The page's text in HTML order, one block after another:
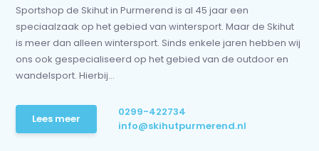
Sportshop de Skihut in Purmerend is al 45 jaar een
speciaalzaak op het gebied van wintersport. Maar de Skihut
is meer dan alleen wintersport. Sinds enkele jaren hebben wij
ons ook gespecialiseerd op het gebied van de outdoor en
wandelsport. Hierbij...
Lees meer
0299-422734
info@skihutpurmerend.nl